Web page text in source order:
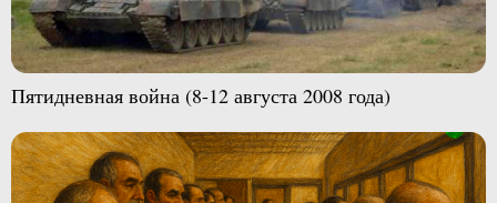
Пятидневная война (8-12 августа 2008 года)